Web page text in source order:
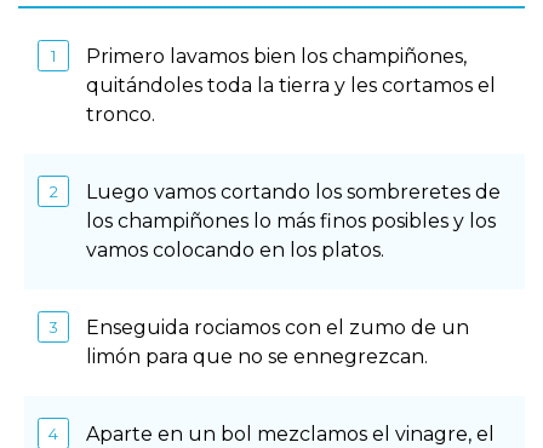
Primero lavamos bien los champiñones,
quitándoles toda la tierra y les cortamos el
tronco.
Luego vamos cortando los sombreretes de
los champiñones lo más finos posibles y los
vamos colocando en los platos.
Enseguida rociamos con el zumo de un
limón para que no se ennegrezcan.
Aparte en un bol mezclamos el vinagre, el